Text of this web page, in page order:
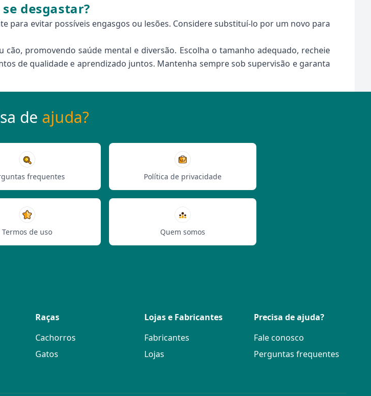
desgastar?
para evitar possíveis engasgos ou lesões. Considere substituí-lo por um novo para
promovendo saúde mental e diversão. Escolha o tamanho adequado, recheie
de qualidade e aprendizado juntos. Mantenha sempre sob supervisão e garanta
de ajuda?
frequentes Política de privacidade
Termos de uso Quem somos
Raças
Cachorros
Gatos
Lojas e Fabricantes
Fabricantes
Lojas
Precisa de ajuda?
Fale conosco
Perguntas frequentes